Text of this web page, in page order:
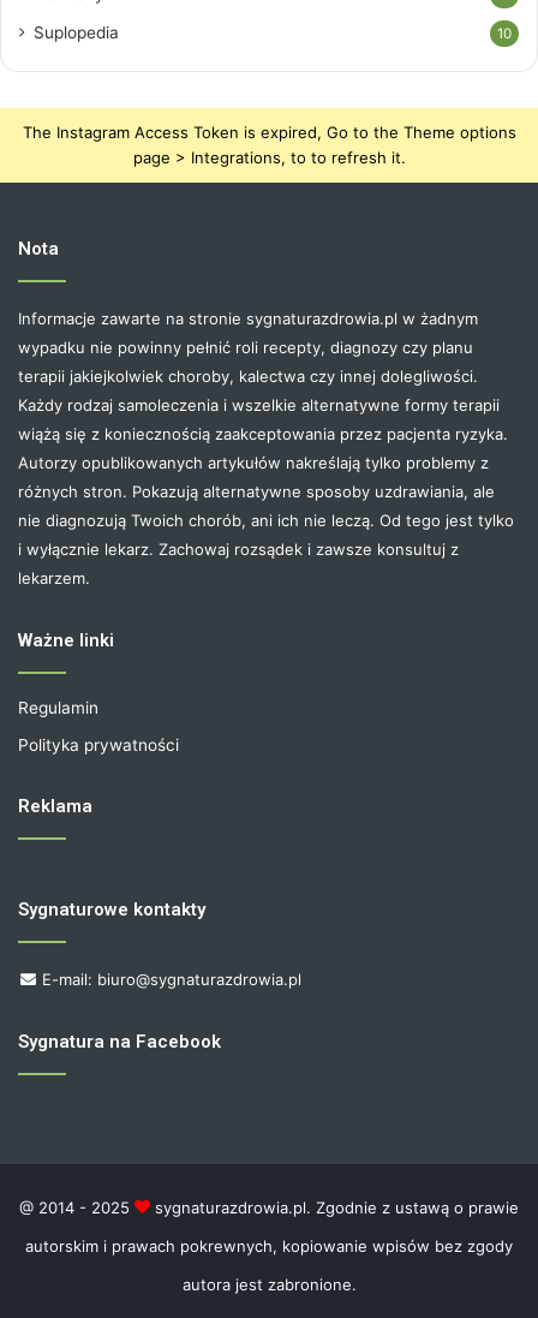
Suplopedia 10
The Instagram Access Token is expired, Go to the Theme options
page > Integrations, to to refresh it.
Nota
Informacje zawarte na stronie sygnaturazdrowia.pl w żadnym
wypadku nie powinny pełnić roli recepty, diagnozy czy planu
terapii jakiejkolwiek choroby, kalectwa czy innej dolegliwości.
Każdy rodzaj samoleczenia i wszelkie alternatywne formy terapii
wiążą się z koniecznością zaakceptowania przez pacjenta ryzyka.
Autorzy opublikowanych artykułów nakreślają tylko problemy z
różnych stron. Pokazują alternatywne sposoby uzdrawiania, ale
nie diagnozują Twoich chorób, ani ich nie leczą. Od tego jest tylko
i wyłącznie lekarz. Zachowaj rozsądek i zawsze konsultuj z
lekarzem.
Ważne linki
Regulamin
Polityka prywatności
Reklama
Sygnaturowe kontakty
E-mail: biuro@sygnaturazdrowia.pl
Sygnatura na Facebook
@ 2014 - 2025
sygnaturazdrowia.pl. Zgodnie z ustawą o prawie
autorskim i prawach pokrewnych, kopiowanie wpisów bez zgody
autora jest zabronione.